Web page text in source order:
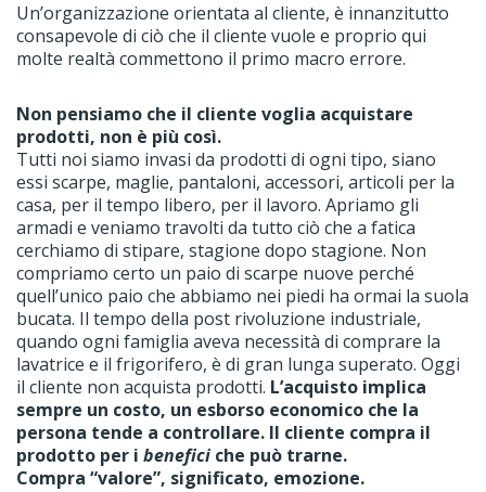
Un’organizzazione orientata al cliente, è innanzitutto
consapevole di ciò che il cliente vuole e proprio qui
molte realtà commettono il primo macro errore.
Non pensiamo che il cliente voglia acquistare
prodotti, non è più così.
Tutti noi siamo invasi da prodotti di ogni tipo, siano
essi scarpe, maglie, pantaloni, accessori, articoli per la
casa, per il tempo libero, per il lavoro. Apriamo gli
armadi e veniamo travolti da tutto ciò che a fatica
cerchiamo di stipare, stagione dopo stagione. Non
compriamo certo un paio di scarpe nuove perché
quell’unico paio che abbiamo nei piedi ha ormai la suola
bucata. Il tempo della post rivoluzione industriale,
quando ogni famiglia aveva necessità di comprare la
lavatrice e il frigorifero, è di gran lunga superato. Oggi
il cliente non acquista prodotti. L’acquisto implica
sempre un costo, un esborso economico che la
persona tende a controllare. Il cliente compra il
prodotto per i benefici che può trarne.
Compra “valore”, significato, emozione.